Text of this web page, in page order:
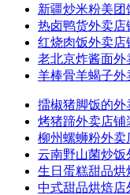
新疆炒米粉美团
热卤鸭货外卖店
红烧肉饭外卖店
老北京炸酱面外
羊棒骨羊蝎子外
擂椒猪脚饭的外
烤猪蹄外卖店
柳州螺蛳粉外卖
云南野山菌炒饭
生日蛋糕甜品烘
中式甜品烘焙店